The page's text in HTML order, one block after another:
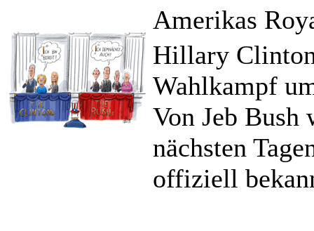
Amerikas
Hillary
Wahlkampf
Von Jeb Bush
nächsten
offiziell